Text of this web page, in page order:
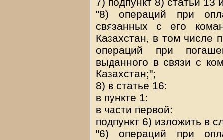
"8) операций при
связанных с его
Казахстан, в том числе
операций при
выданного в связи с
Казахстан;";
8) в статье 16:
в пункте 1:
в части первой:
подпункт 6) изложить в
"6) операций при